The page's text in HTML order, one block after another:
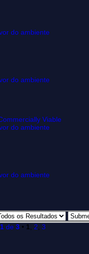
do ambiente
do ambiente
Viable
do ambiente
do ambiente
1 de 3 • 1 2 3